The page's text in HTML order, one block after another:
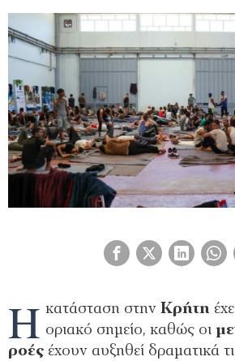
Η κατάσταση στην Κρήτη
οριακό σημείο, καθώς οι
ροές έχουν αυξηθεί δραματικά